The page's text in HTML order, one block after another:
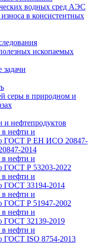
водных сред АЭС
в консистентных
ископаемых
задачи
серы в природном и
и нефтепродуктов
нефти и
ГОСТ Р ЕН ИСО 20847-
2014
нефти и
ГОСТ Р 53203-2022
нефти и
ГОСТ 33194-2014
нефти и
ГОСТ Р 51947-2002
нефти и
ГОСТ 32139-2019
нефти и
ГОСТ ISO 8754-2013